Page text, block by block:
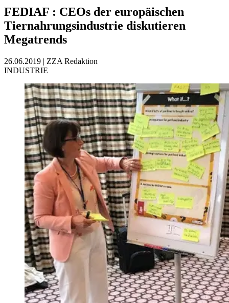
FEDIAF : CEOs der europäischen
Tiernahrungsindustrie diskutieren
Megatrends
26.06.2019 | ZZA Redaktion
INDUSTRIE